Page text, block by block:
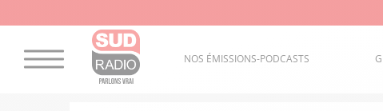
NOS ÉMISSIONS-PODCASTS